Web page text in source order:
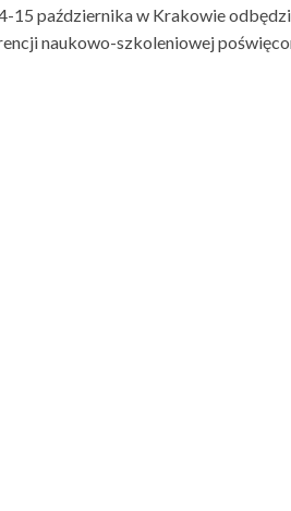
15 października w Krakowie
naukowo-szkoleniowej